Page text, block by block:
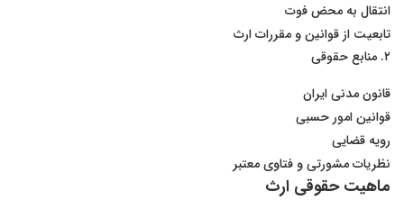
انتقال به محض فوت
تابعیت از قوانین و مقررات ارث
۲. منابع حقوقی
قانون مدنی ایران
قوانین امور حسبی
رویه قضایی
نظریات مشورتی و فتاوی معتبر
ماهیت حقوقی ارث